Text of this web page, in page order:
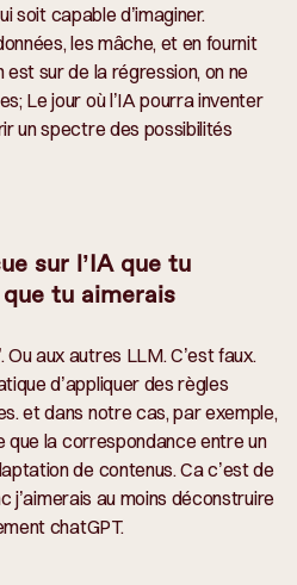
soit capable d’imaginer.
les mâche, et en fournit
sur de la régression, on ne
Le jour où l’IA pourra inventer
un spectre des possibilités
sur l’IA que tu
tu aimerais
Ou aux autres LLM. C’est faux.
d’appliquer des règles
et dans notre cas, par exemple,
que la correspondance entre un
de contenus. Ca c’est de
j’aimerais au moins déconstruire
chatGPT.